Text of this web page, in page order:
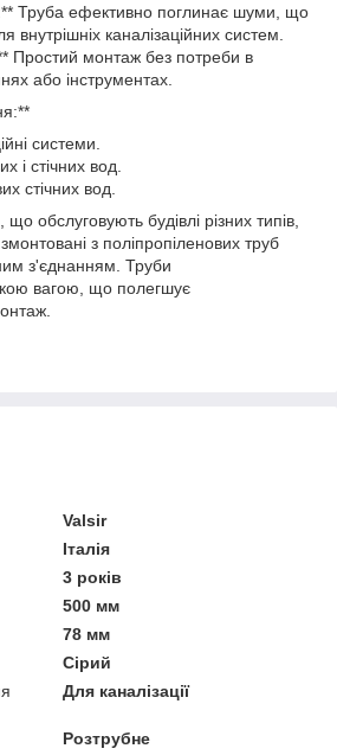
Труба ефективно поглинає шуми, що
внутрішніх каналізаційних систем.
Простий монтаж без потреби в
або інструментах.
системи.
і стічних вод.
стічних вод.
що обслуговують будівлі різних типів,
з поліпропіленових труб
з'єднанням. Труби
вагою, що полегшує
Valsir
Італія
3 років
500 мм
78 мм
Сірий
Для каналізації
Розтрубне